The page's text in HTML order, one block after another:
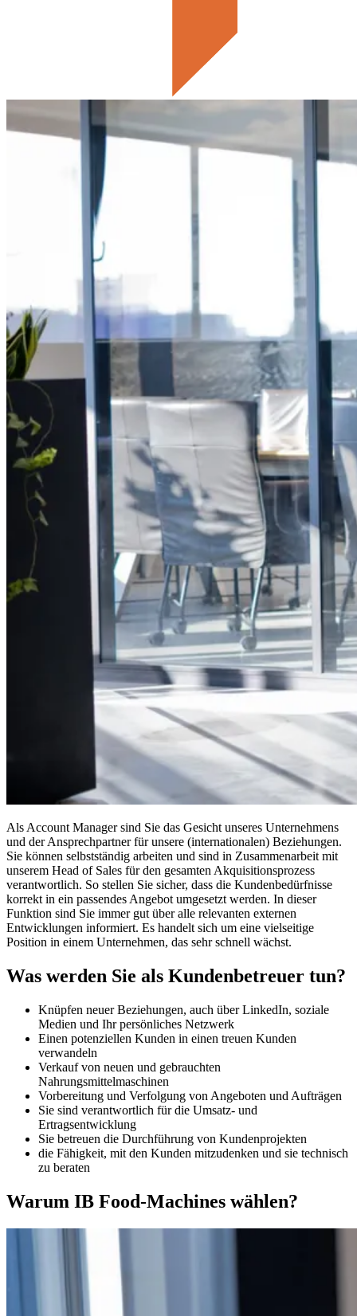
Als Account Manager sind Sie das Gesicht unseres Unternehmens
und der Ansprechpartner für unsere (internationalen) Beziehungen.
Sie können selbstständig arbeiten und sind in Zusammenarbeit mit
unserem Head of Sales für den gesamten Akquisitionsprozess
verantwortlich. So stellen Sie sicher, dass die Kundenbedürfnisse
korrekt in ein passendes Angebot umgesetzt werden. In dieser
Funktion sind Sie immer gut über alle relevanten externen
Entwicklungen informiert. Es handelt sich um eine vielseitige
Position in einem Unternehmen, das sehr schnell wächst.
Was werden Sie als Kundenbetreuer tun?
Knüpfen neuer Beziehungen, auch über LinkedIn, soziale
Medien und Ihr persönliches Netzwerk
Einen potenziellen Kunden in einen treuen Kunden
verwandeln
Verkauf von neuen und gebrauchten
Nahrungsmittelmaschinen
Vorbereitung und Verfolgung von Angeboten und Aufträgen
Sie sind verantwortlich für die Umsatz- und
Ertragsentwicklung
Sie betreuen die Durchführung von Kundenprojekten
die Fähigkeit, mit den Kunden mitzudenken und sie technisch
zu beraten
Warum IB Food-Machines wählen?